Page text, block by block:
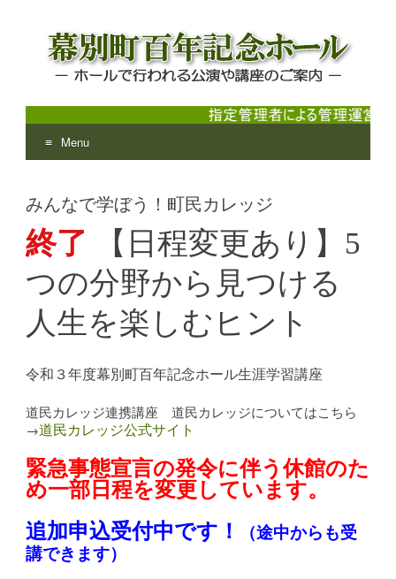
幕別町百年記念ホール
ホールで行われる公演や講座のご案内
Menu
to
content
みんなで学ぼう！町民カレッジ
終了
【日程変更あり】5
つの分野から見つける
人生を楽しむヒント
令和３年度幕別町百年記念ホール生涯学習講座
道民カレッジ連携講座 道民カレッジについてはこちら
→道民カレッジ公式サイト
緊急事態宣言の発令に伴う休館のた
め一部日程を変更しています。
追加申込受付中です！
（途中からも受
講できます）